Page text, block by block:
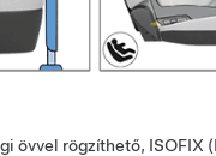
övvel rögzíthető,